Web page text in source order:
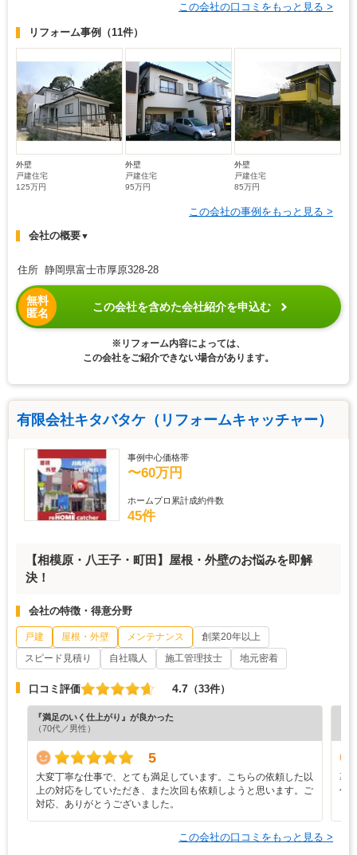
この会社の口コミをもっと見る >
リフォーム事例 （11件）
外壁
戸建住宅
125万円
外壁
戸建住宅
95万円
外壁
戸建住宅
85万円
この会社の事例をもっと見る >
会社の概要▼
住所 静岡県富士市厚原328-28
無料
匿名
この会社を含めた会社紹介を申込む
※リフォーム内容によっては、
この会社をご紹介できない場合があります。
有限会社キタバタケ（リフォームキャッチャー）
事例中心価格帯
〜60万円
ホームプロ累計成約件数
45件
【相模原・八王子・町田】屋根・外壁のお悩みを即解
決！
会社の特徴・得意分野
戸建 屋根・外壁 メンテナンス
創業20年以上
スピード見積り
自社職人 施工管理技士 地元密着
口コミ評価 4.7 （33件）
『満足のいく仕上がり』が良かった
（70代／男性）
5
大変丁寧な仕事で、とても満足しています。こちらの依頼した以
上の対応をしていただき、また次回も依頼しようと思います。ご
対応、ありがとうございました。
幕
併
この会社の口コミをもっと見る >